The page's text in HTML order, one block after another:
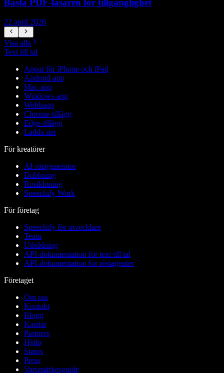
Bästa PDF-läsaren för tillgänglighet
22 april 2026
Visa alla
Text till tal
Appar för iPhone och iPad
Android-app
Mac-app
Windows-app
Webbapp
Chrome-tillägg
Edge-tillägg
Ladda ner
För kreatörer
AI-röstgenerator
Dubbning
Röstkloning
Speechify Work
För företag
Speechify för utvecklare
Team
Utbildning
API-dokumentation för text till tal
API-dokumentation för röstagenter
Företaget
Om oss
Kontakt
Blogg
Karriär
Partners
Hjälp
Status
Press
Varumärkesguide